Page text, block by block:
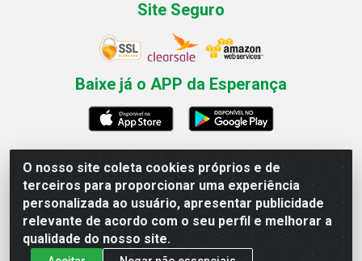
O nosso site coleta cookies próprios e de
terceiros para proporcionar uma experiência
personalizada ao usuário, apresentar publicidade
relevante de acordo com o seu perfil e melhorar a
qualidade do nosso site.
Site Seguro
Baixe já o APP da Esperança
Esperança Nordeste - Rua Professor Caldas Filho, 291 -
Estância - Recife / PE CEP: 50771-335 - CNPJ
03.666.136/0001-23